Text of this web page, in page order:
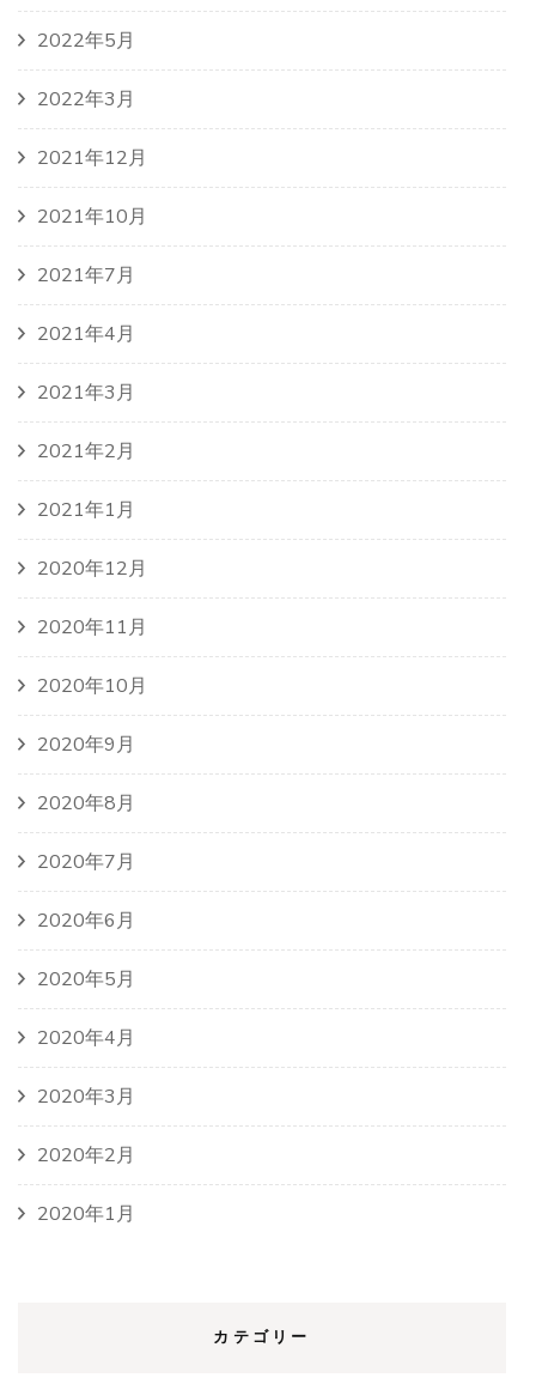
2022年5月
2022年3月
2021年12月
2021年10月
2021年7月
2021年4月
2021年3月
2021年2月
2021年1月
2020年12月
2020年11月
2020年10月
2020年9月
2020年8月
2020年7月
2020年6月
2020年5月
2020年4月
2020年3月
2020年2月
2020年1月
カテゴリー